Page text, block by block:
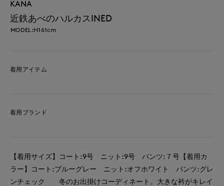
KANA
近鉄あべのハルカスINED
MODEL:H161cm
着用アイテム
着用ブランド
【着用サイズ】コート:9号 ニット:9号 パンツ:７号【着用カ
ラー】コート:ブルーグレー ニット:オフホワイト パンツ:グレ
ンチェック 冬のお出掛けコーディネート。大きな衿がキレイ